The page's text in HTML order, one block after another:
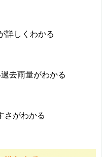
詳しくわかる
去雨量がわかる
さがわかる